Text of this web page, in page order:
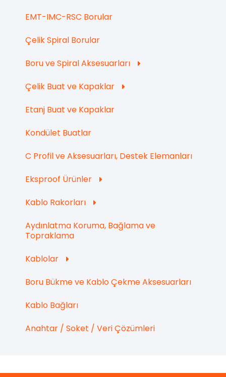
EMT-IMC-RSC Borular
Çelik Spiral Borular
Boru ve Spiral Aksesuarları
Çelik Buat ve Kapaklar
Etanj Buat ve Kapaklar
Kondület Buatlar
C Profil ve Aksesuarları, Destek Elemanları
Eksproof Ürünler
Kablo Rakorları
Aydınlatma Koruma, Bağlama ve
Topraklama
Kablolar
Boru Bükme ve Kablo Çekme Aksesuarları
Kablo Bağları
Anahtar / Soket / Veri Çözümleri